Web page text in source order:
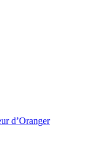
d’Oranger